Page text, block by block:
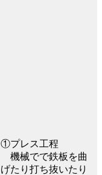
①プレス工程
機械でで鉄板を曲
げたり打ち抜いたり